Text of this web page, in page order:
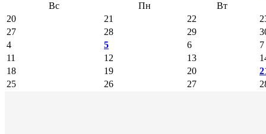
Вс
Пн
Вт
20
21 22
27
28 29
4
5 6
7
11
12 13
18
19 20
25
26 27